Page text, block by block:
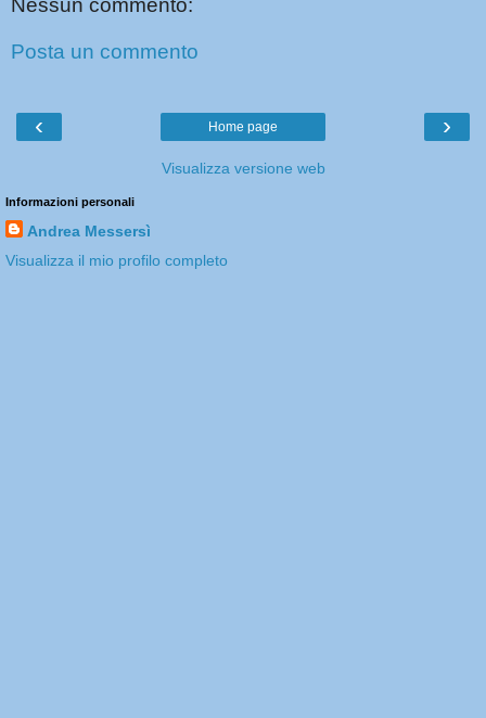
Posta un commento
‹ ›
Home page
Visualizza versione web
Informazioni personali
Andrea Messersì
Visualizza il mio profilo completo